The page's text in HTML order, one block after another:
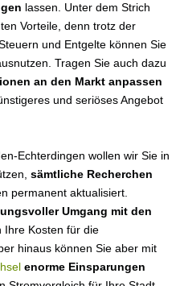
lassen. Unter dem Strich
Vorteile, denn trotz der
und Entgelte können Sie
Tragen Sie auch dazu
an den Markt anpassen
und seriöses Angebot
Echterdingen wollen wir Sie in
sämtliche Recherchen
permanent aktualisiert.
Umgang mit den
Ihre Kosten für die
hinaus können Sie aber mit
enorme Einsparungen